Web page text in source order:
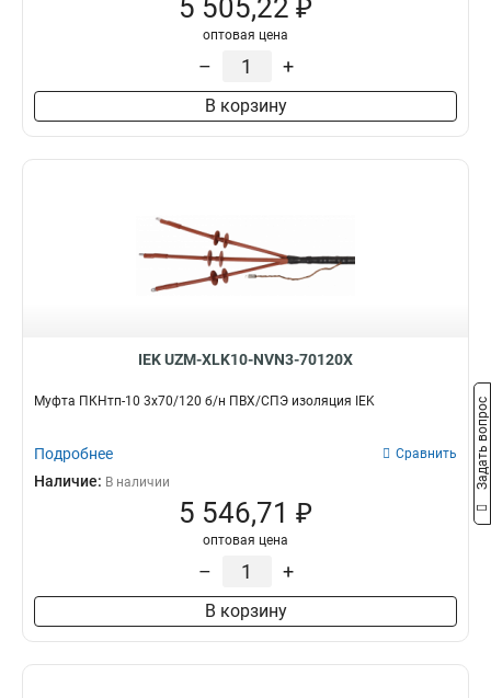
5 505,22 ₽
оптовая цена
– +
В корзину
IEK UZM-XLK10-NVN3-70120X
Муфта ПКНтп-10 3х70/120 б/н ПВХ/СПЭ изоляция IEK
Подробнее Сравнить
Наличие: В наличии
5 546,71 ₽
оптовая цена
– +
В корзину
Задать вопрос